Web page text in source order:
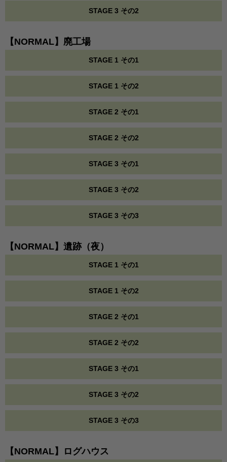
STAGE 3 その2
【NORMAL】廃工場
STAGE 1 その1
STAGE 1 その2
STAGE 2 その1
STAGE 2 その2
STAGE 3 その1
STAGE 3 その2
STAGE 3 その3
【NORMAL】遺跡（夜）
STAGE 1 その1
STAGE 1 その2
STAGE 2 その1
STAGE 2 その2
STAGE 3 その1
STAGE 3 その2
STAGE 3 その3
【NORMAL】ログハウス